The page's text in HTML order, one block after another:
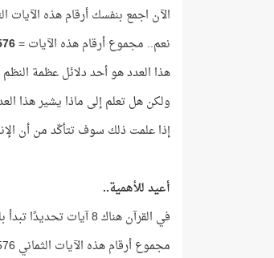
الآن اجمع بنفسك أرقام هذه الآيات
نعم.. مجموع أرقام هذه الآيات =
هذا العدد هو أحد دلائل عظمة النظم
ولكن هل تعلم إلى ماذا يشير هذا
إذا علمت ذلك سوف تتأكّد من أن
أعيد للأهمية..
في القرآن هناك 8 آيات تحديدًا تبدأ بلفظ (
مجموع أرقام هذه الآيات الثماني 576، وهذا العدد =